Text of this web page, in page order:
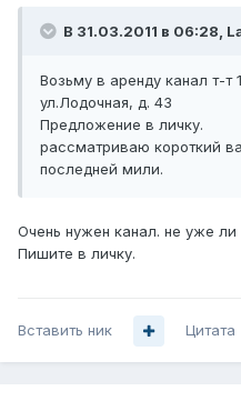
В 31.03.2011 в 06:28,
Возьму в аренду канал т-
ул.Лодочная, д. 43
Предложение в личку.
рассматриваю короткий
последней мили.
Очень нужен канал. не уже ли
Пишите в личку.
Вставить ник Цитата